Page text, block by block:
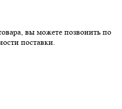
вы можете позвонить по
поставки.